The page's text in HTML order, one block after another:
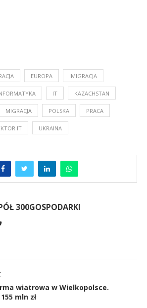
EUROPA IMIGRACJA
IT KAZACHSTAN
MIGRACJA POLSKA PRACA
IT UKRAINA
300GOSPODARKI
wiatrowa w Wielkopolsce.
mln zł